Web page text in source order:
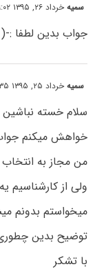
سمیهخرداد ۲۶, ۱۳۹۵ at ۹:۰۲ ق٫ظ
جواب بدین لطفا :-
سمیهخرداد ۲۵, ۱۳۹۵ at ۲:۳۵ ب٫ظ
سلام خسته نباشین
خواهش میکنم
من مجاز به
ولی از کارشناسیم یه
میخواستم بدونم
توضیح بدین
با تشکر